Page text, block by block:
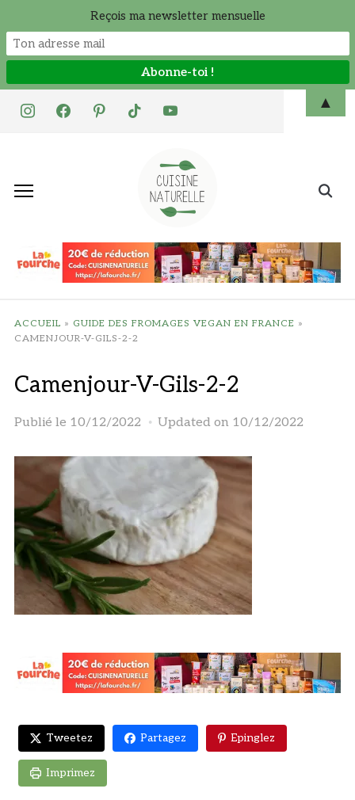
instagramfacebookpinteresttiktok youtube
Search
ACCUEIL » GUIDE DES FROMAGES VEGAN EN FRANCE »
CAMENJOUR-V-GILS-2-2
Camenjour-V-Gils-2-2
Publié le 10/12/2022 Updated on 10/12/2022
Tweetez Partagez Epinglez
Imprimez
Reçois ma newsletter mensuelle
▲